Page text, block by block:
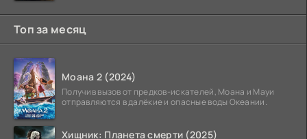
Топ за месяц
Моана 2 (2024)
Получив вызов от предков-искателей, Моана и Мауи
отправляются в далёкие и опасные воды Океании.
Хищник: Планета смерти (2025)